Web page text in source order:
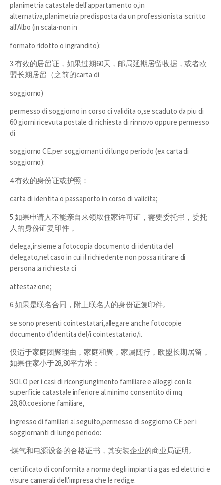
planimetria catastale dell'appartamento o,in
alternativa,planimetria predisposta da un professionista iscritto
all'Albo (in scala-non in
formato ridotto o ingrandito):
3.有效的居留证，如果过期60天，邮局延期居留收据，或者欧
盟长期居留（之前的carta di
soggiorno)
permesso di soggiorno in corso di validita o,se scaduto da piu di
60 giorni ricevuta postale di richiesta di rinnovo oppure permesso
di
soggiorno CE.per soggiornanti di lungo periodo (ex carta di
soggiorno):
4.有效的身份证或护照：
carta di identita o passaporto in corso di validita;
5.如果申请人不能亲自来领取住家许可证，需要委托书，委托
人的身份证复印件，
delega,insieme a fotocopia documento di identita del
delegato,nel caso in cui il richiedente non possa ritirare di
persona la richiesta di
attestazione;
6.如果是联名合同，附上联名人的身份证复印件。
se sono presenti cointestatari,allegare anche fotocopie
documento d'identita del/i cointestatario/i.
仅适于家庭团聚理由，家庭和聚，家属随行，欧盟长期居留，
如果住家小于28,80平方米：
SOLO per i casi di ricongiungimento familiare e alloggi con la
superficie catastale inferiore al minimo consentito di mq
28,80.coesione familiare,
ingresso di familiari al seguito,permesso di soggiorno CE per i
soggiornanti di lungo periodo:
·煤气和电源设备的合格证书，其安装企业的商业局证明。
certificato di conformita a norma degli impianti a gas ed elettrici e
visure camerali dell'impresa che le redige.